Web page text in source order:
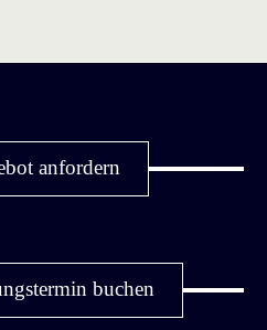
anfordern
buchen